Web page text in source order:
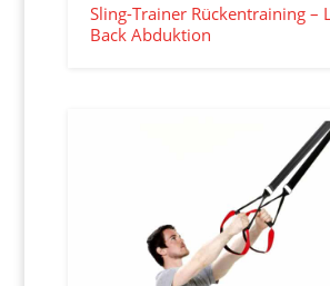
Sling-Trainer Rückentraining –
Back Abduktion